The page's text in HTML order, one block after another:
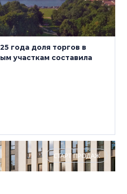
года доля торгов в
участкам составила
СТАРТ ПРОДАЖ